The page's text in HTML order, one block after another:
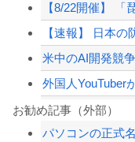
分かった分かっ
お勧め記事（外部）
パソコンの正式